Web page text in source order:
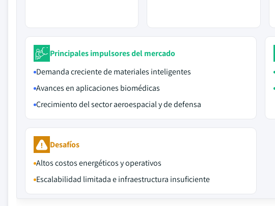
Principales impulsores del mercado
Demanda creciente de materiales inteligentes
Avances en aplicaciones biomédicas
Crecimiento del sector aeroespacial y de defensa
Desafíos
Altos costos energéticos y operativos
Escalabilidad limitada e infraestructura insuficiente